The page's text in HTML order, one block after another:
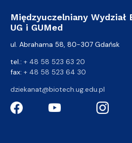
Międzyuczelniany Wydział
UG i GUMed
ul. Abrahama 58, 80-307 Gdańsk
tel.: + 48 58 523 63 20
fax: + 48 58 523 64 30
dziekanat@biotech.ug.edu.pl